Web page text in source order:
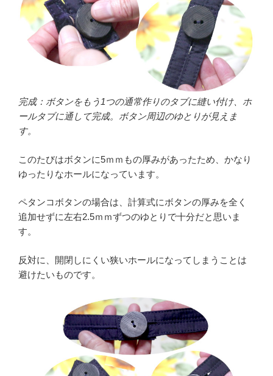
完成：ボタンをもう1つの通常作りのタブに縫い付け、ホ
ールタブに通して完成。ボタン周辺のゆとりが見えま
す。
このたびはボタンに5ｍｍもの厚みがあったため、かなり
ゆったりなホールになっています。
ペタンコボタンの場合は、計算式にボタンの厚みを全く
追加せずに左右2.5ｍｍずつのゆとりで十分だと思いま
す。
反対に、開閉しにくい狭いホールになってしまうことは
避けたいものです。